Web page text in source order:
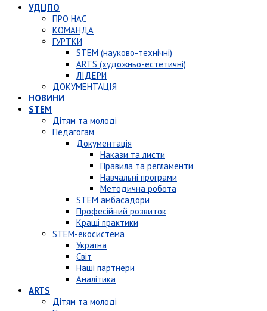
УДЦПО
ПРО НАС
КОМАНДА
ГУРТКИ
STEM (науково-технічні)
ARTS (художньо-естетичні)
ЛІДЕРИ
ДОКУМЕНТАЦІЯ
НОВИНИ
STEM
Дітям та молоді
Педагогам
Документація
Накази та листи
Правила та регламенти
Навчальні програми
Методична робота
STEM амбасадори
Професійний розвиток
Кращі практики
STEM-екосистема
Україна
Світ
Наші партнери
Аналітика
ARTS
Дітям та молоді